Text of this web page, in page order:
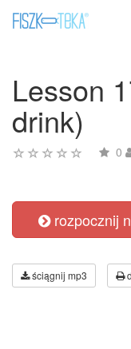
Lesson
drink)
0
rozpocznij
ściągnij mp3